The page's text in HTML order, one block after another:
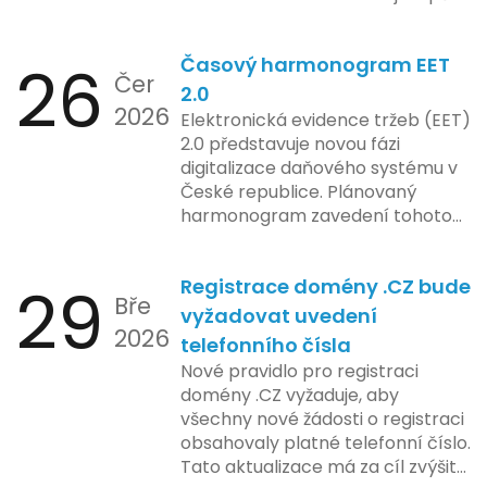
ose zavedení této technologie.
podniky s náročnými účetními
procesy.
26 Čer
2026
Časový harmonogram EET
2.0
Elektronická evidence tržeb (EET)
2.0 představuje novou fázi
digitalizace daňového systému v
České republice. Plánovaný
harmonogram zavedení tohoto
zahrnuje přípravu technické
platformy a legislativních změn,
které by měly být předloženy do
konce tohoto roku. Očekává se,
že tato fáze umožní adaptaci
systémů a rozšíření podpory pro
podnikatele, přičemž všechny
potřebné technologie by měly
být dostupné k testování v rámci
29 Bře
2026
Registrace domény .CZ bude
vyžadovat uvedení
telefonního čísla
Nové pravidlo pro registraci
domény .CZ vyžaduje, aby
všechny nové žádosti o registraci
obsahovaly platné telefonní číslo.
Tato aktualizace má za cíl zvýšit